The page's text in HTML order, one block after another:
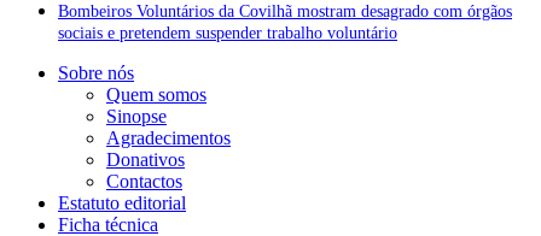
Bombeiros Voluntários da Covilhã mostram desagrado com órgãos
sociais e pretendem suspender trabalho voluntário
Sobre nós
Quem somos
Sinopse
Agradecimentos
Donativos
Contactos
Estatuto editorial
Ficha técnica